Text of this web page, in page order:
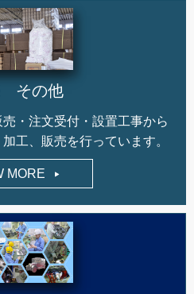
その他
・注文受付・設置工事から
工、販売を行っています。
MORE